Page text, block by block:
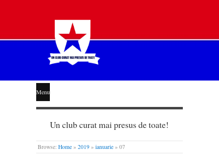
STEAUA
LIBERĂ
Menu
Un club curat mai presus de toate!
Browse: Home » 2019 » ianuarie » 07